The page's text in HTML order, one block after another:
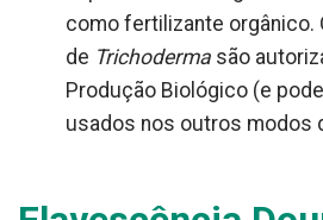
como fertilizante orgânico.
de Trichoderma são
Produção Biológico (e
usados nos outros modos